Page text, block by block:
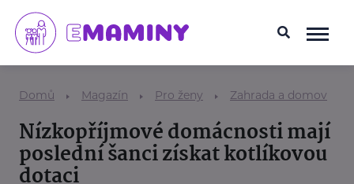
Domů Magazín Pro ženy Zahrada a domov
Nízkopříjmové domácnosti mají
poslední šanci získat kotlíkovou
dotaci